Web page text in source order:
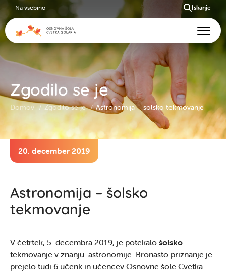
Zgodilo se je
Domov Zgodilo se je Astronomija – šolsko tekmovanje
20. december 2019
Astronomija – šolsko
tekmovanje
V četrtek, 5. decembra 2019, je potekalo šolsko
tekmovanje v znanju astronomije. Bronasto priznanje je
prejelo tudi 6 učenk in učencev Osnovne šole Cvetka
Na vsebino Iskanje